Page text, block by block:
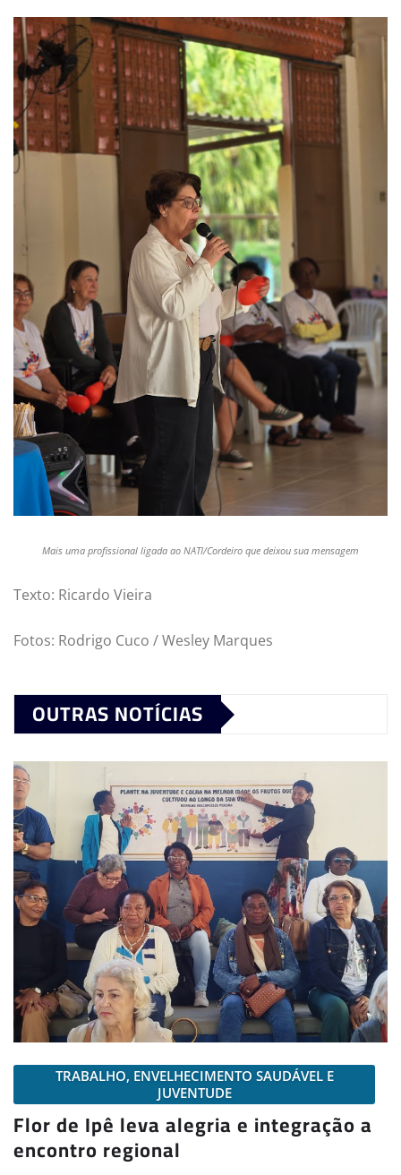
Mais uma profissional ligada ao NATI/Cordeiro que deixou sua mensagem
Texto: Ricardo Vieira
Fotos: Rodrigo Cuco / Wesley Marques
OUTRAS NOTÍCIAS
TRABALHO, ENVELHECIMENTO SAUDÁVEL E
JUVENTUDE
Flor de Ipê leva alegria e integração a
encontro regional